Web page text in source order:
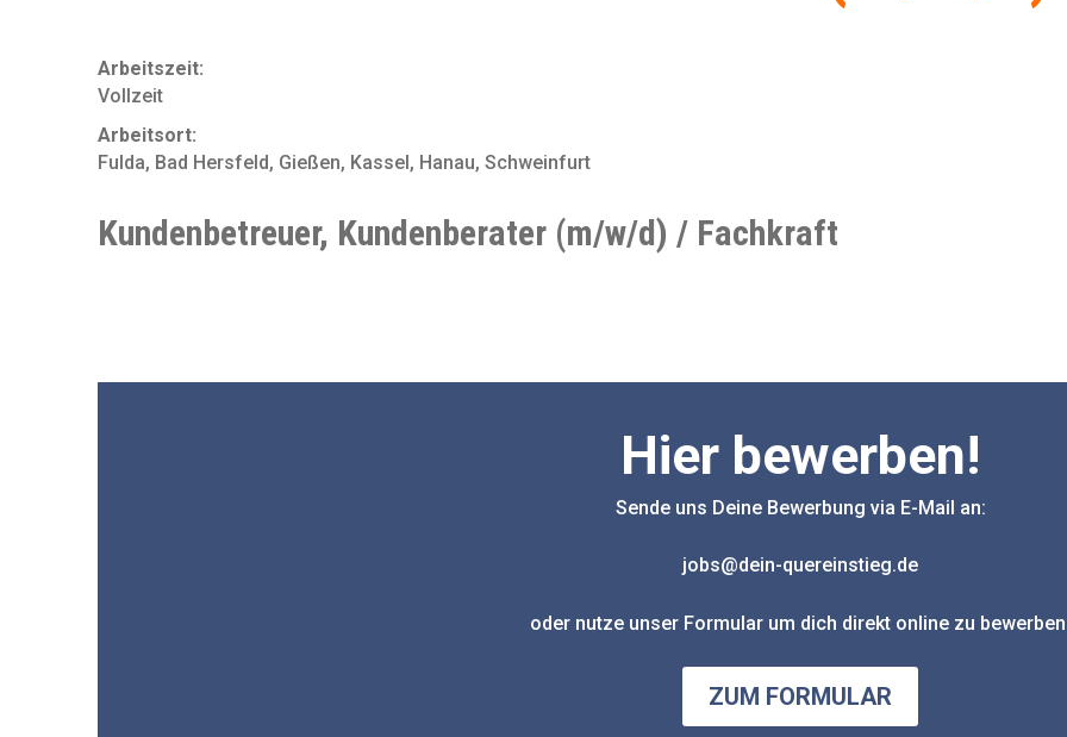
Arbeitszeit:
Vollzeit
Arbeitsort:
Fulda, Bad Hersfeld, Gießen, Kassel, Hanau, Schweinfurt
Kundenbetreuer, Kundenberater (m/w/d) / Fachkraft
Hier bewerben!
Sende uns Deine Bewerbung via E-Mail an:
jobs@dein-quereinstieg.de
oder nutze unser Formular um dich direkt online zu
ZUM FORMULAR